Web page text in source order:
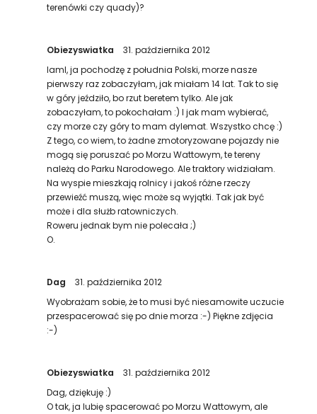
terenówki czy quady)?
Obiezyswiatka
31. października 2012
IamI, ja pochodzę z południa Polski, morze nasze
pierwszy raz zobaczyłam, jak miałam 14 lat. Tak to się
w góry jeździło, bo rzut beretem tylko. Ale jak
zobaczyłam, to pokochałam :) I jak mam wybierać,
czy morze czy góry to mam dylemat. Wszystko chcę :)
Z tego, co wiem, to żadne zmotoryzowane pojazdy nie
mogą się poruszać po Morzu Wattowym, te tereny
należą do Parku Narodowego. Ale traktory widziałam.
Na wyspie mieszkają rolnicy i jakoś różne rzeczy
przewieźć muszą, więc może są wyjątki. Tak jak być
może i dla służb ratowniczych.
Roweru jednak bym nie polecała ;)
O.
Dag
31. października 2012
Wyobrażam sobie, że to musi być niesamowite uczucie
przespacerować się po dnie morza :-) Piękne zdjęcia
:-)
Obiezyswiatka
31. października 2012
Dag, dziękuję :)
O tak, ja lubię spacerować po Morzu Wattowym, ale